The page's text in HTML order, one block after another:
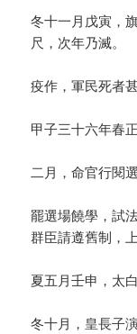
冬十一月戊寅，
尺，次年乃滅。
疫作，軍民死者
甲子三十六年春
二月，命官行閱選
罷選場饒學，試
群臣請遵舊制，上
夏五月壬申，太
冬十月，皇長子